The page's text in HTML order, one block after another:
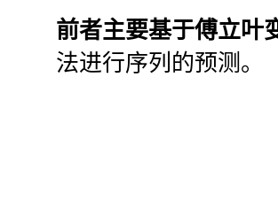
前者主要基于傅立叶
法进行序列的预测。